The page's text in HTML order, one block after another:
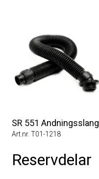
SR 551 Andningsslang
Art.nr. T01-1218
Reservdelar